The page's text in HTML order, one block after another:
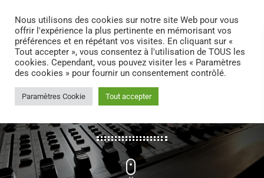
search menu
BLOG
Nous utilisons des cookies sur notre site Web pour vous
offrir l'expérience la plus pertinente en mémorisant vos
préférences et en répétant vos visites. En cliquant sur «
Tout accepter », vous consentez à l'utilisation de TOUS les
cookies. Cependant, vous pouvez visiter les « Paramètres
des cookies » pour fournir un consentement contrôlé.
Paramètres Cookie Tout accepter